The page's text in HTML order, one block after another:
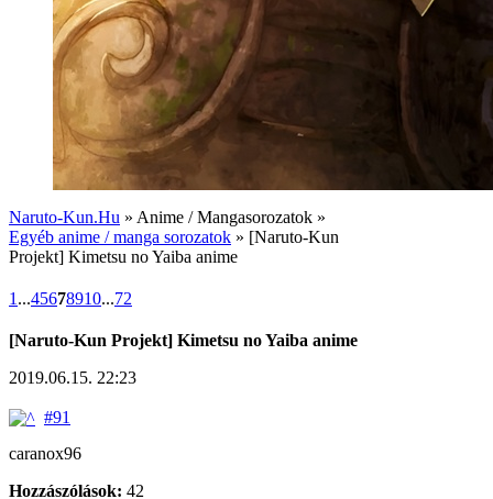
Naruto-Kun.Hu » Anime / Mangasorozatok »
Egyéb anime / manga sorozatok » [Naruto-Kun
Projekt] Kimetsu no Yaiba anime
1 ...45678910...72
[Naruto-Kun Projekt] Kimetsu no Yaiba anime
2019.06.15. 22:23
#91
caranox96
Hozzászólások: 42